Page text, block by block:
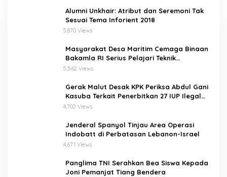
Alumni Unkhair: Atribut dan Seremoni Tak
Sesuai Tema Inforient 2018
5,870 Views
Masyarakat Desa Maritim Cemaga Binaan
Bakamla RI Serius Pelajari Teknik
Padamkan Api dan Penyelamatan di Laut
5,562 Views
Gerak Malut Desak KPK Periksa Abdul Gani
Kasuba Terkait Penerbitkan 27 IUP Ilegal
dan Hasil Temuan BPK RI
4,702 Views
Jenderal Spanyol Tinjau Area Operasi
Indobatt di Perbatasan Lebanon-Israel
4,671 Views
Panglima TNI Serahkan Bea Siswa Kepada
Joni Pemanjat Tiang Bendera